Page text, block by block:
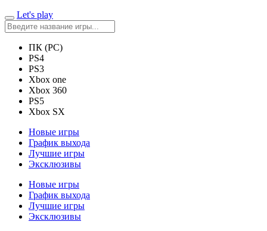
Let's play
ПК (PC)
PS4
PS3
Xbox one
Xbox 360
PS5
Xbox SX
Новые игры
График выхода
Лучшие игры
Эксклюзивы
Новые игры
График выхода
Лучшие игры
Эксклюзивы